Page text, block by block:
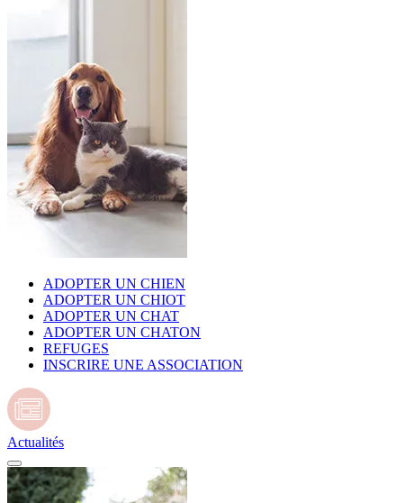
ADOPTER UN CHIEN
ADOPTER UN CHIOT
ADOPTER UN CHAT
ADOPTER UN CHATON
REFUGES
INSCRIRE UNE ASSOCIATION
Actualités